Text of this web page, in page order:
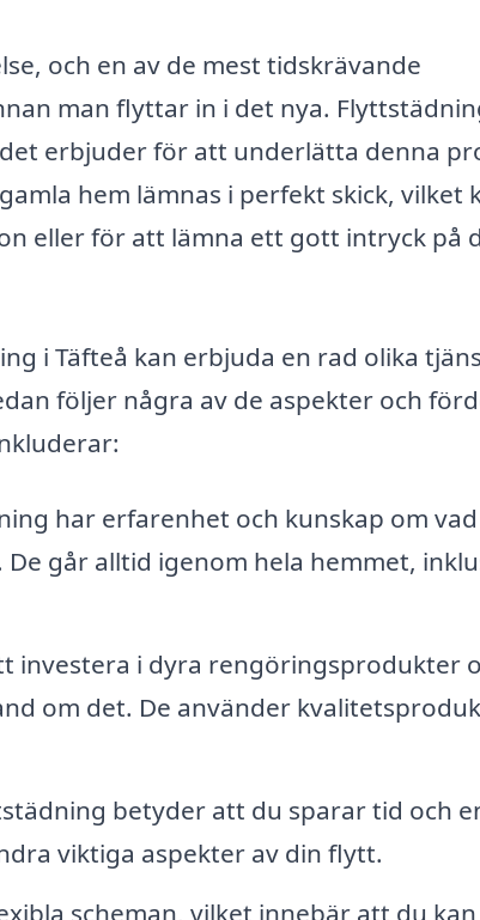
och en av de mest tidskrävande
man flyttar in i det nya.
erbjuder för att underlätta denna
hem lämnas i perfekt skick, vilket
eller för att lämna ett gott intryck på
i Täfteå kan erbjuda en rad olika
följer några av de aspekter och
har erfarenhet och kunskap om
går alltid igenom hela hemmet,
investera i dyra rengöringsprodukter
om det. De använder
betyder att du sparar tid och
viktiga aspekter av din flytt.
scheman, vilket innebär att du